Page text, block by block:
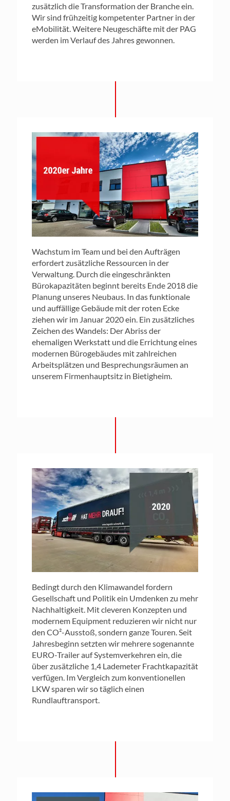
zusätzlich die Transformation der Branche ein.
Wir sind frühzeitig kompetenter Partner in der
eMobilität. Weitere Neugeschäfte mit der PAG
werden im Verlauf des Jahres gewonnen.
Wachstum im Team und bei den Aufträgen
erfordert zusätzliche Ressourcen in der
Verwaltung. Durch die eingeschränkten
Bürokapazitäten beginnt bereits Ende 2018 die
Planung unseres Neubaus. In das funktionale
und auffällige Gebäude mit der roten Ecke
ziehen wir im Januar 2020 ein. Ein zusätzliches
Zeichen des Wandels: Der Abriss der
ehemaligen Werkstatt und die Errichtung eines
modernen Bürogebäudes mit zahlreichen
Arbeitsplätzen und Besprechungsräumen an
unserem Firmenhauptsitz in Bietigheim.
Bedingt durch den Klimawandel fordern
Gesellschaft und Politik ein Umdenken zu mehr
Nachhaltigkeit. Mit cleveren Konzepten und
modernem Equipment reduzieren wir nicht nur
den CO²-Ausstoß, sondern ganze Touren. Seit
Jahresbeginn setzten wir mehrere sogenannte
EURO-Trailer auf Systemverkehren ein, die
über zusätzliche 1,4 Lademeter Frachtkapazität
verfügen. Im Vergleich zum konventionellen
LKW sparen wir so täglich einen
Rundlauftransport.